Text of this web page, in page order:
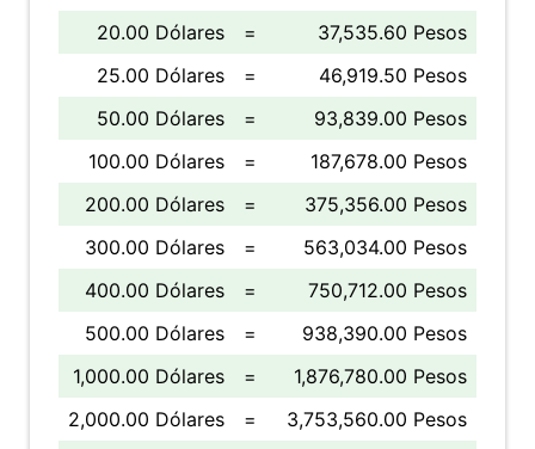
20.00 Dólares
=
37,535.60 Pesos
25.00 Dólares
=
46,919.50 Pesos
50.00 Dólares
=
93,839.00 Pesos
100.00 Dólares
=
187,678.00 Pesos
200.00 Dólares
=
375,356.00 Pesos
300.00 Dólares
=
563,034.00 Pesos
400.00 Dólares
=
750,712.00 Pesos
500.00 Dólares
=
938,390.00 Pesos
1,000.00 Dólares
=
1,876,780.00 Pesos
2,000.00 Dólares
=
3,753,560.00 Pesos